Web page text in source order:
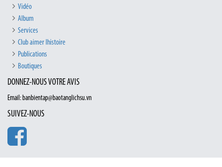
Vidéo
Album
Services
Club aimer lhistoire
Publications
Boutiques
DONNEZ-NOUS VOTRE AVIS
Email: banbientap@baotanglichsu.vn
SUIVEZ-NOUS